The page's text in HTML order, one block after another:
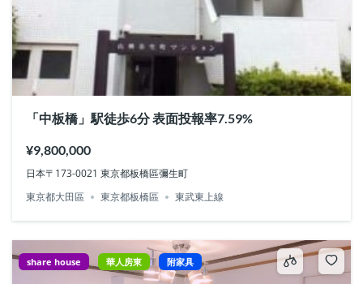
「中板橋」駅徒歩6分 表面投報率7.59%
¥9,800,000
日本〒173-0021 東京都板橋區彌生町
東京都大田區
東京都板橋區 東武東上線
share house 華人房東 附家具